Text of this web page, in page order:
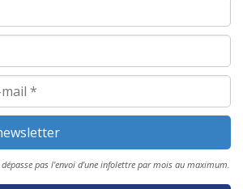
pas l'envoi d'une infolettre par mois au maximum.